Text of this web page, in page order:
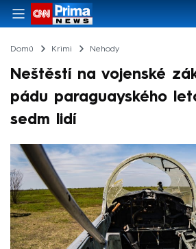
Domů Krimi Nehody
Neštěstí na vojenské
pádu paraguayského
sedm lidí